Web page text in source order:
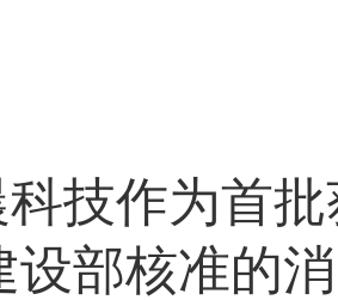
技作为首
设部核准的